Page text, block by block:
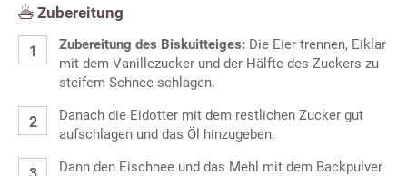
Zubereitung
Zubereitung des Biskuitteiges: Die Eier trennen, Eiklar
mit dem Vanillezucker und der Hälfte des Zuckers zu
steifem Schnee schlagen.
Danach die Eidotter mit dem restlichen Zucker gut
aufschlagen und das Öl hinzugeben.
Dann den Eischnee und das Mehl mit dem Backpulver